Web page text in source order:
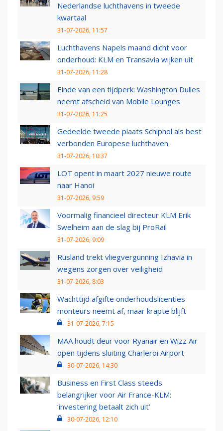
Nederlandse luchthavens in tweede
kwartaal
31-07-2026, 11:57
Luchthavens Napels maand dicht voor
onderhoud: KLM en Transavia wijken uit
31-07-2026, 11:28
Einde van een tijdperk: Washington Dulles
neemt afscheid van Mobile Lounges
31-07-2026, 11:25
Gedeelde tweede plaats Schiphol als best
verbonden Europese luchthaven
31-07-2026, 10:37
LOT opent in maart 2027 nieuwe route
naar Hanoi
31-07-2026, 9:59
Voormalig financieel directeur KLM Erik
Swelheim aan de slag bij ProRail
31-07-2026, 9:09
Rusland trekt vliegvergunning Izhavia in
wegens zorgen over veiligheid
31-07-2026, 8:03
Wachttijd afgifte onderhoudslicenties
monteurs neemt af, maar krapte blijft
31-07-2026, 7:15
MAA houdt deur voor Ryanair en Wizz Air
open tijdens sluiting Charleroi Airport
30-07-2026, 14:30
Business en First Class steeds
belangrijker voor Air France-KLM:
‘investering betaalt zich uit’
30-07-2026, 12:10